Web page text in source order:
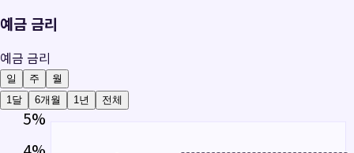
예금 금리
예금 금리
일 주
월
1달
6개월 1년 전체
5%